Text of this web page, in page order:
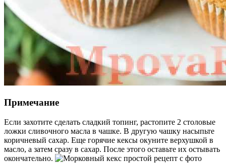
Примечание
Если захотите сделать сладкий топинг, растопите 2 столовые
ложки сливочного масла в чашке. В другую чашку насыпьте
коричневый сахар. Еще горячие кексы окуните верхушкой в
масло, а затем сразу в сахар. После этого оставьте их остывать
окончательно.